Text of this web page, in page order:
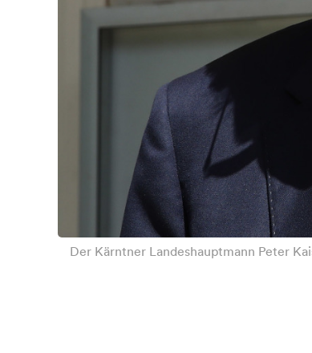
Der Kärntner Landeshauptmann Peter